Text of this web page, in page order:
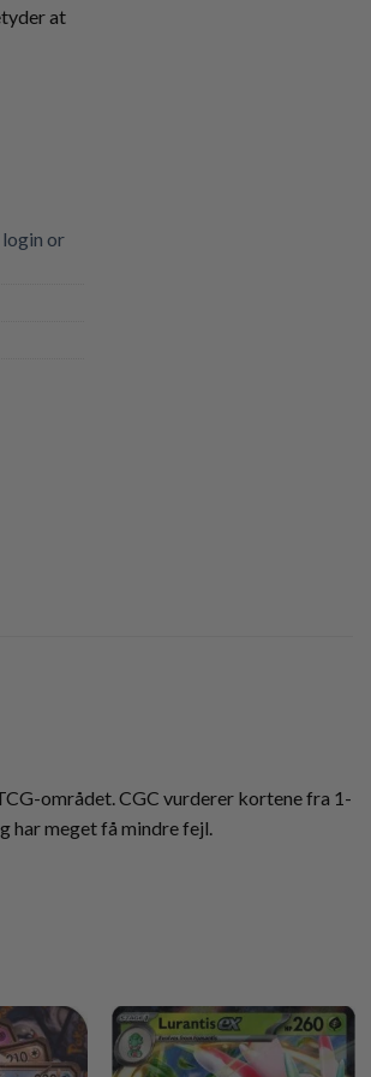
at
login or
området. CGC vurderer kortene fra 1-
har meget få mindre fejl.